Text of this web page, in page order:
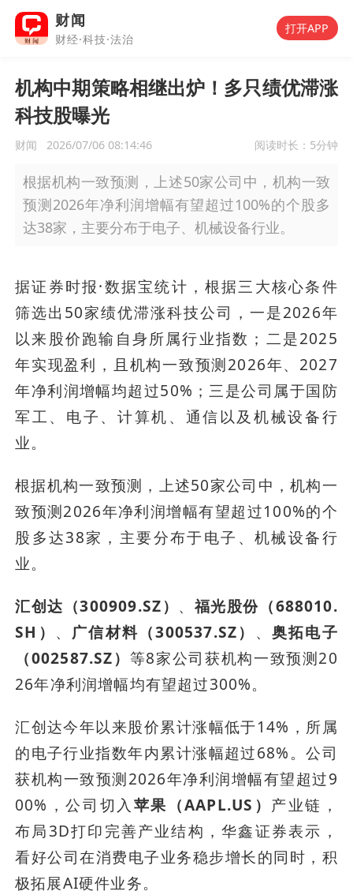
财闻
财经·科技·法治
打开APP
机构中期策略相继出炉！多只绩优滞涨
科技股曝光
财闻 2026/07/06 08:14:46 阅读时长： 5分钟
根据机构一致预测，上述50家公司中，机构一致
预测2026年净利润增幅有望超过100%的个股多
达38家，主要分布于电子、机械设备行业。
据证券时报·数据宝统计，根据三大核心条件
筛选出50家绩优滞涨科技公司，一是2026年
以来股价跑输自身所属行业指数；二是2025
年实现盈利，且机构一致预测2026年、2027
年净利润增幅均超过50%；三是公司属于国防
军工、电子、计算机、通信以及机械设备行
业。
根据机构一致预测，上述50家公司中，机构一
致预测2026年净利润增幅有望超过100%的个
股多达38家，主要分布于电子、机械设备行
业。
汇创达（300909.SZ） 、福光股份（688010.
SH） 、 广信材料（300537.SZ） 、 奥拓电子
（002587.SZ） 等8家公司获机构一致预测20
26年净利润增幅均有望超过300%。
汇创达今年以来股价累计涨幅低于14%，所属
的电子行业指数年内累计涨幅超过68%。公司
获机构一致预测2026年净利润增幅有望超过9
00%，公司切入 苹果（AAPL.US） 产业链，
布局3D打印完善产业结构，华鑫证券表示，
看好公司在消费电子业务稳步增长的同时，积
极拓展AI硬件业务。